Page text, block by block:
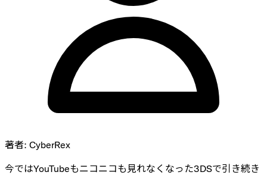
著者: CyberRex
今ではYouTubeもニコニコも見れなくなった3DSで引き続き